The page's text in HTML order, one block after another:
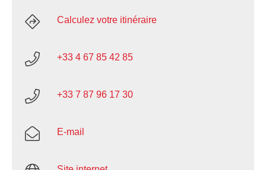
Calculez votre itinéraire
+33 4 67 85 42 85
+33 7 87 96 17 30
E-mail